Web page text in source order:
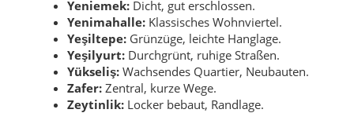
Yeniemek: Dicht, gut erschlossen.
Yenimahalle: Klassisches Wohnviertel.
Yeşiltepe: Grünzüge, leichte Hanglage.
Yeşilyurt: Durchgrünt, ruhige Straßen.
Yükseliş: Wachsendes Quartier, Neubauten.
Zafer: Zentral, kurze Wege.
Zeytinlik: Locker bebaut, Randlage.